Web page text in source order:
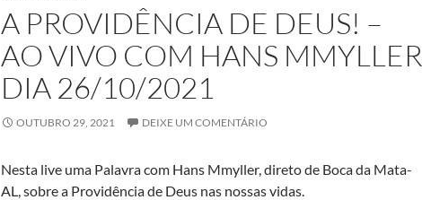
A PROVIDÊNCIA DE DEUS! –
AO VIVO COM HANS MMYLLER
DIA 26/10/2021
OUTUBRO 29, 2021 DEIXE UM COMENTÁRIO
Nesta live uma Palavra com Hans Mmyller, direto de Boca da Mata-
AL, sobre a Providência de Deus nas nossas vidas.